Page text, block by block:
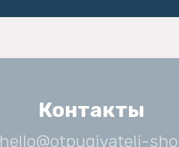
Контакты
hello@otpugivateli-